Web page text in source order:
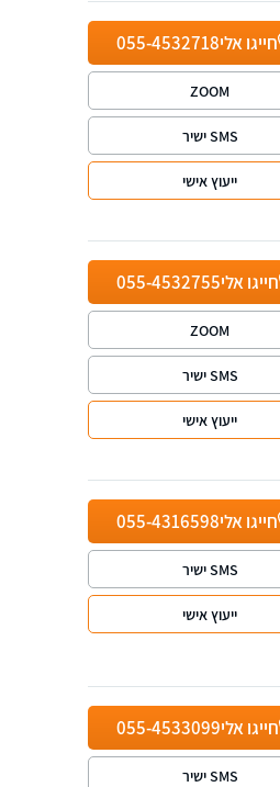
חייגו אלי055-4532718
ZOOM
SMS ישיר
ייעוץ אישי
חייגו אלי055-4532755
ZOOM
SMS ישיר
ייעוץ אישי
חייגו אלי055-4316598
SMS ישיר
ייעוץ אישי
חייגו אלי055-4533099
SMS ישיר